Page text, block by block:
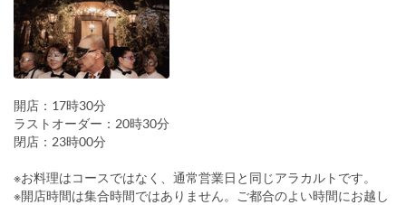
開店：17時30分
ラストオーダー：20時30分
閉店：23時00分
※お料理はコースではなく、通常営業日と同じアラカルトです。
※開店時間は集合時間ではありません。ご都合のよい時間にお越し